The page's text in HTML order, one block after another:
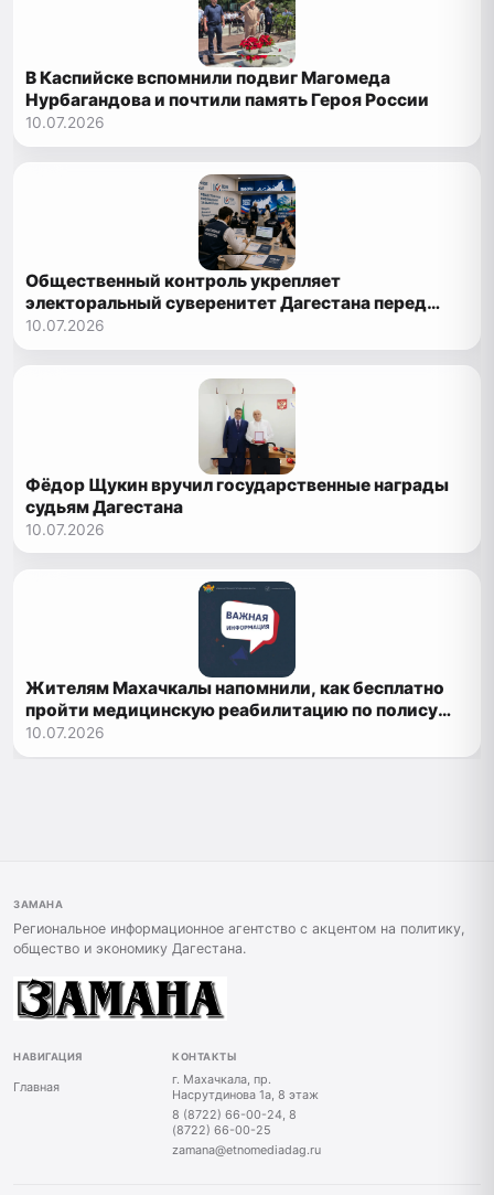
В Каспийске вспомнили подвиг Магомеда
Нурбагандова и почтили память Героя России
10.07.2026
Общественный контроль укрепляет
электоральный суверенитет Дагестана перед
выборами 2026 года
10.07.2026
Фёдор Щукин вручил государственные награды
судьям Дагестана
10.07.2026
Жителям Махачкалы напомнили, как бесплатно
пройти медицинскую реабилитацию по полису
ОМС
10.07.2026
ЗАМАНА
Региональное информационное агентство с акцентом на политику,
общество и экономику Дагестана.
НАВИГАЦИЯ
Главная
КОНТАКТЫ
г. Махачкала, пр.
Насрутдинова 1а, 8 этаж
8 (8722) 66-00-24, 8
(8722) 66-00-25
zamana@etnomediadag.ru